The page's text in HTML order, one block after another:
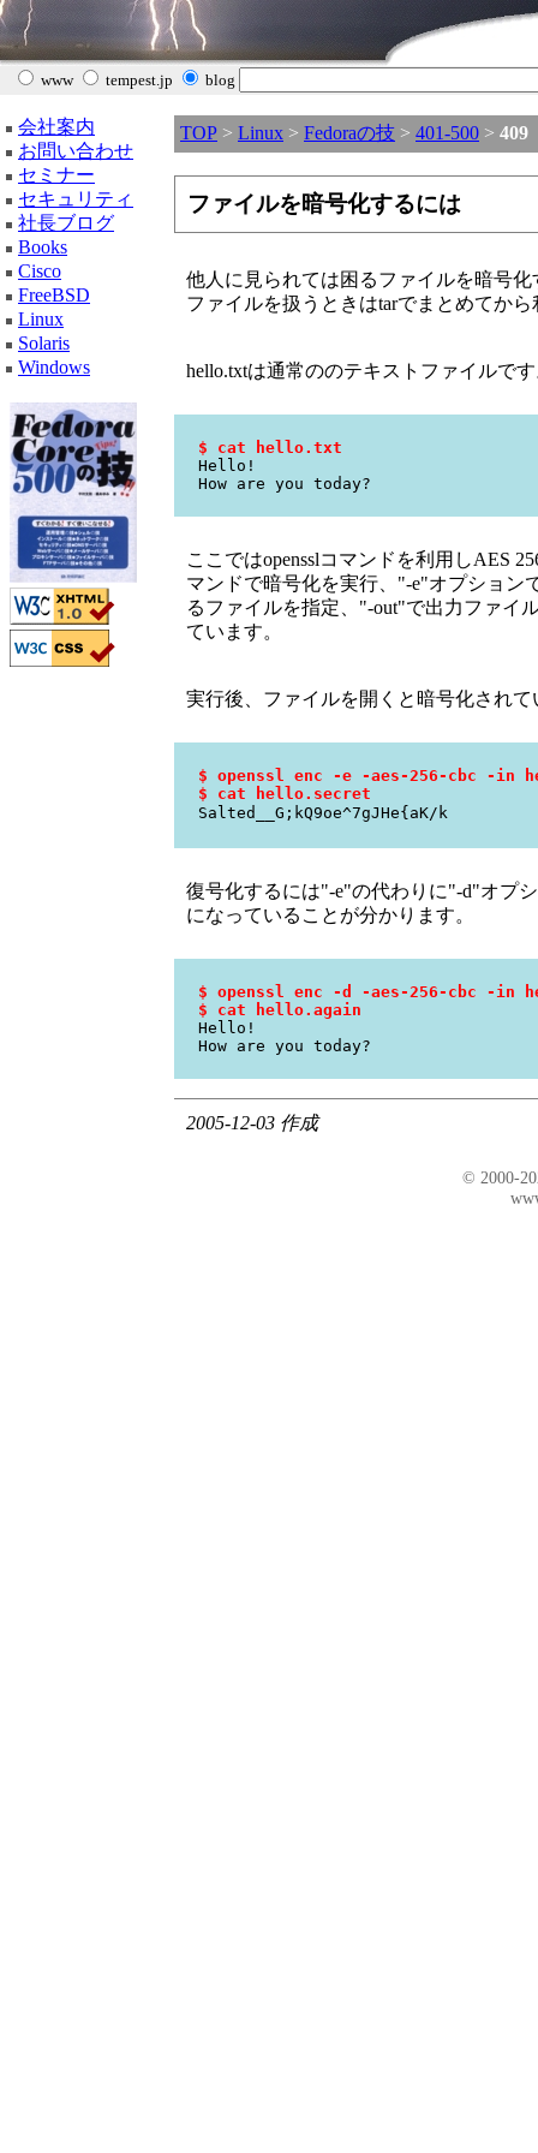
www tempest.jp blog
会社案内
お問い合わせ
セミナー
セキュリティ
社長ブログ
Books
Cisco
FreeBSD
Linux
Solaris
Windows
TOP > Linux > Fedoraの技 > 401-500 > 409
ファイルを暗号化するには
他人に見られては困るファイルを暗号
ファイルを扱うときはtarでまとめてか
hello.txtは通常ののテキストファイルで
$ cat hello.txt
Hello!
How are you today?
ここではopensslコマンドを利用しAES
マンドで暗号化を実行、"-e"オプション
るファイルを指定、"-out"で出力ファイ
ています。
実行後、ファイルを開くと暗号化され
$ openssl enc -e -aes-256-cbc -
$ cat hello.secret
Salted__G;kQ9oe^7gJHe{aK/k
復号化するには"-e"の代わりに"-d"オプ
になっていることが分かります。
$ openssl enc -d -aes-256-cbc -in
$ cat hello.again
Hello!
How are you today?
2005-12-03 作成
© 2000-